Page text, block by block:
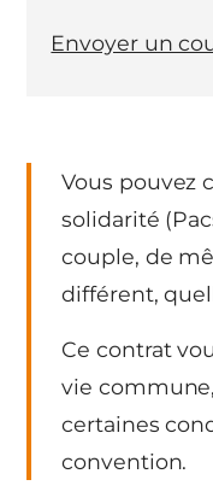
Vous pouvez
solidarité
couple, de
différent,
Ce contrat
vie
certaines
convention.
Envoyer un